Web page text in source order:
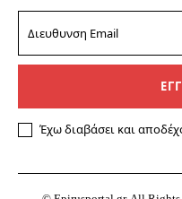
Έχω διαβάσει και